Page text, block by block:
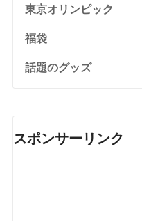
東京オリンピック
福袋
話題のグッズ
スポンサーリンク